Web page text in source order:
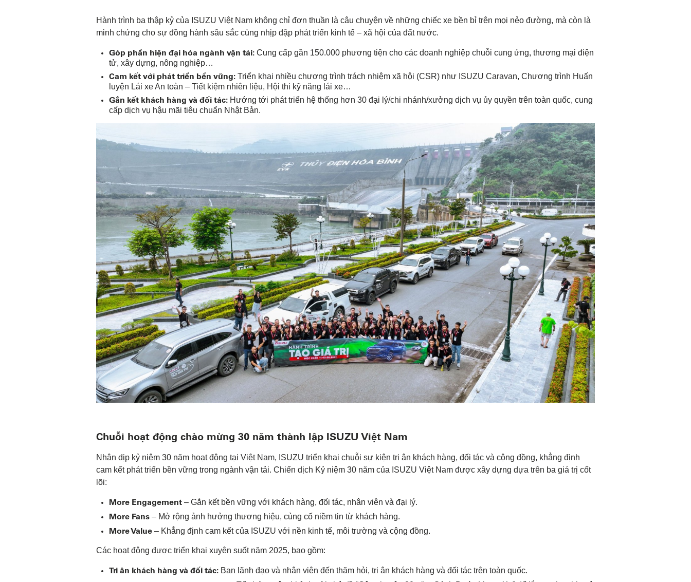
Hành trình ba thập kỷ của ISUZU Việt Nam không chỉ đơn thuần là câu chuyện về những chiếc xe bền bỉ trên mọi nẻo đường, mà còn là
minh chứng cho sự đồng hành sâu sắc cùng nhịp đập phát triển kinh tế – xã hội của đất nước.
Góp phần hiện đại hóa ngành vận tải: Cung cấp gần 150.000 phương tiện cho các doanh nghiệp chuỗi cung ứng, thương mại điện
tử, xây dựng, nông nghiệp…
Cam kết với phát triển bền vững: Triển khai nhiều chương trình trách nhiệm xã hội (CSR) như ISUZU Caravan, Chương trình Huấn
luyện Lái xe An toàn – Tiết kiệm nhiên liệu, Hội thi kỹ năng lái xe…
Gắn kết khách hàng và đối tác: Hướng tới phát triển hệ thống hơn 30 đại lý/chi nhánh/xưởng dịch vụ ủy quyền trên toàn quốc, cung
cấp dịch vụ hậu mãi tiêu chuẩn Nhật Bản.
Chuỗi hoạt động chào mừng 30 năm thành lập ISUZU Việt Nam
Nhân dịp kỷ niệm 30 năm hoạt động tại Việt Nam, ISUZU triển khai chuỗi sự kiện tri ân khách hàng, đối tác và cộng đồng, khẳng định
cam kết phát triển bền vững trong ngành vận tải. Chiến dịch Kỷ niệm 30 năm của ISUZU Việt Nam được xây dựng dựa trên ba giá trị cốt
lõi:
More Engagement – Gắn kết bền vững với khách hàng, đối tác, nhân viên và đại lý.
More Fans – Mở rộng ảnh hưởng thương hiệu, củng cố niềm tin từ khách hàng.
More Value – Khẳng định cam kết của ISUZU với nền kinh tế, môi trường và cộng đồng.
Các hoạt động được triển khai xuyên suốt năm 2025, bao gồm:
Tri ân khách hàng và đối tác: Ban lãnh đạo và nhân viên đến thăm hỏi, tri ân khách hàng và đối tác trên toàn quốc.